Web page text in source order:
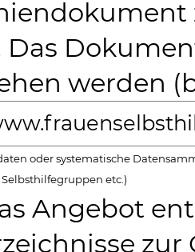
Das
werden
oder systematische
etc.)
Angebot